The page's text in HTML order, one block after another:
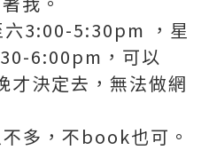
3:00-5:30pm ，星
6:00pm，可以
決定去，無法做網
多，不book也可。